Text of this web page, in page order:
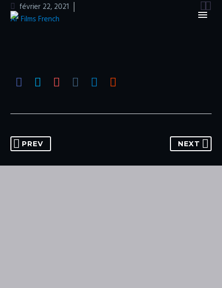

février 22, 2021
AF Films French
PREV NEXT